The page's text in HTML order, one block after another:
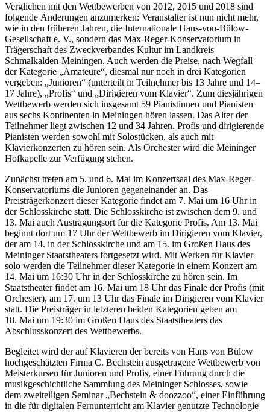
Verglichen mit den Wettbewerben von 2012, 2015 und 2018 sind
folgende Änderungen anzumerken: Veranstalter ist nun nicht mehr,
wie in den früheren Jahren, die Internationale Hans-von-Bülow-
Gesellschaft e. V., sondern das Max-Reger-Konservatorium in
Trägerschaft des Zweckverbandes Kultur im Landkreis
Schmalkalden-Meiningen. Auch werden die Preise, nach Wegfall
der Kategorie „Amateure“, diesmal nur noch in drei Kategorien
vergeben: „Junioren“ (unterteilt in Teilnehmer bis 13 Jahre und 14–
17 Jahre), „Profis“ und „Dirigieren vom Klavier“. Zum diesjährigen
Wettbewerb werden sich insgesamt 59 Pianistinnen und Pianisten
aus sechs Kontinenten in Meiningen hören lassen. Das Alter der
Teilnehmer liegt zwischen 12 und 34 Jahren. Profis und dirigierende
Pianisten werden sowohl mit Solostücken, als auch mit
Klavierkonzerten zu hören sein. Als Orchester wird die Meininger
Hofkapelle zur Verfügung stehen.
Zunächst treten am 5. und 6. Mai im Konzertsaal des Max-Reger-
Konservatoriums die Junioren gegeneinander an. Das
Preisträgerkonzert dieser Kategorie findet am 7. Mai um 16 Uhr in
der Schlosskirche statt. Die Schlosskirche ist zwischen dem 9. und
13. Mai auch Austragungsort für die Kategorie Profis. Am 13. Mai
beginnt dort um 17 Uhr der Wettbewerb im Dirigieren vom Klavier,
der am 14. in der Schlosskirche und am 15. im Großen Haus des
Meininger Staatstheaters fortgesetzt wird. Mit Werken für Klavier
solo werden die Teilnehmer dieser Kategorie in einem Konzert am
14. Mai um 16:30 Uhr in der Schlosskirche zu hören sein. Im
Staatstheater findet am 16. Mai um 18 Uhr das Finale der Profis (mit
Orchester), am 17. um 13 Uhr das Finale im Dirigieren vom Klavier
statt. Die Preisträger in letzteren beiden Kategorien geben am
18. Mai um 19:30 im Großen Haus des Staatstheaters das
Abschlusskonzert des Wettbewerbs.
Begleitet wird der auf Klavieren der bereits von Hans von Bülow
hochgeschätzten Firma C. Bechstein ausgetragene Wettbewerb von
Meisterkursen für Junioren und Profis, einer Führung durch die
musikgeschichtliche Sammlung des Meininger Schlosses, sowie
dem zweiteiligen Seminar „Bechstein & doozzoo“, einer Einführung
in die für digitalen Fernunterricht am Klavier genutzte Technologie